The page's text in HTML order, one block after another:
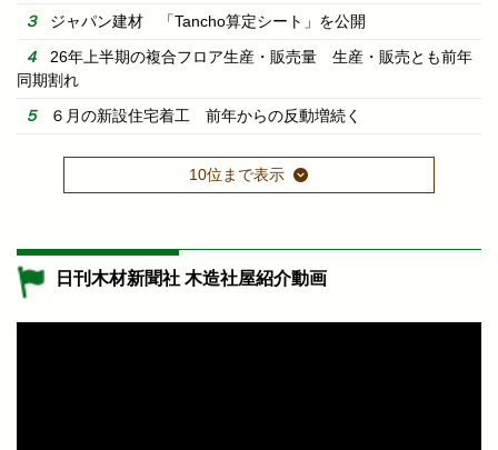
ジャパン建材 「Tancho算定シート」を公開
26年上半期の複合フロア生産・販売量 生産・販売とも前年
同期割れ
６月の新設住宅着工 前年からの反動増続く
10位まで表示
日刊木材新聞社 木造社屋紹介動画